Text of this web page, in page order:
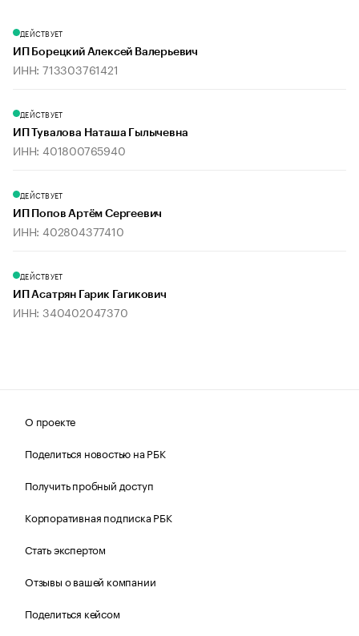
ДЕЙСТВУЕТ
ИП Борецкий Алексей Валерьевич
ИНН: 713303761421
ДЕЙСТВУЕТ
ИП Тувалова Наташа Гылычевна
ИНН: 401800765940
ДЕЙСТВУЕТ
ИП Попов Артём Сергеевич
ИНН: 402804377410
ДЕЙСТВУЕТ
ИП Асатрян Гарик Гагикович
ИНН: 340402047370
О проекте
Поделиться новостью на РБК
Получить пробный доступ
Корпоративная подписка РБК
Стать экспертом
Отзывы о вашей компании
Поделиться кейсом